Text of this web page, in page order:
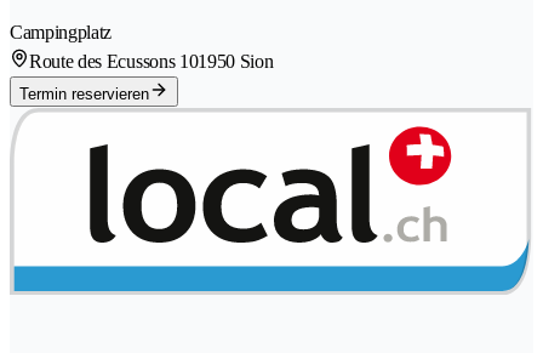
Campingplatz
Route des Ecussons 101950 Sion
Termin reservieren